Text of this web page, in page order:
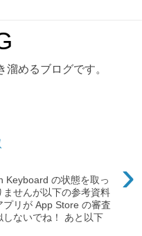
めるブログです。
›
Keyboard の状態を取っ
せんが以下の参考資料
リが App Store の審査
ないでね！ あと以下